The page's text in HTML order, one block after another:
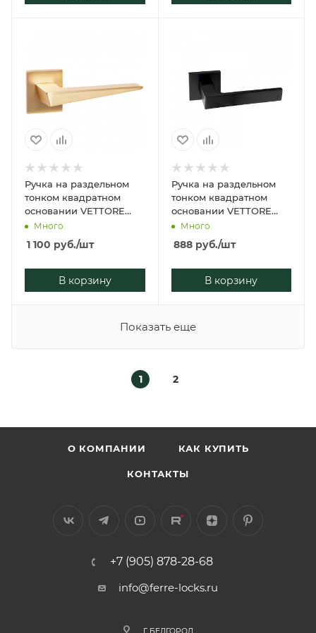
Ручка на раздельном
тонком квадратном
основании VETTORE
21.051 SSG
(Сатинированное
золото)
Много
1 100 руб./шт
В корзину
Ручка на раздельном
тонком квадратном
основании VETTORE
21.150 MBP (Чёрный
Матовый)
Много
888руб./шт
В корзину
Показать еще
1 2
О КОМПАНИИ КАК КУПИТЬ
КОНТАКТЫ
+7 (905) 878-28-68
info@ferre-locks.ru